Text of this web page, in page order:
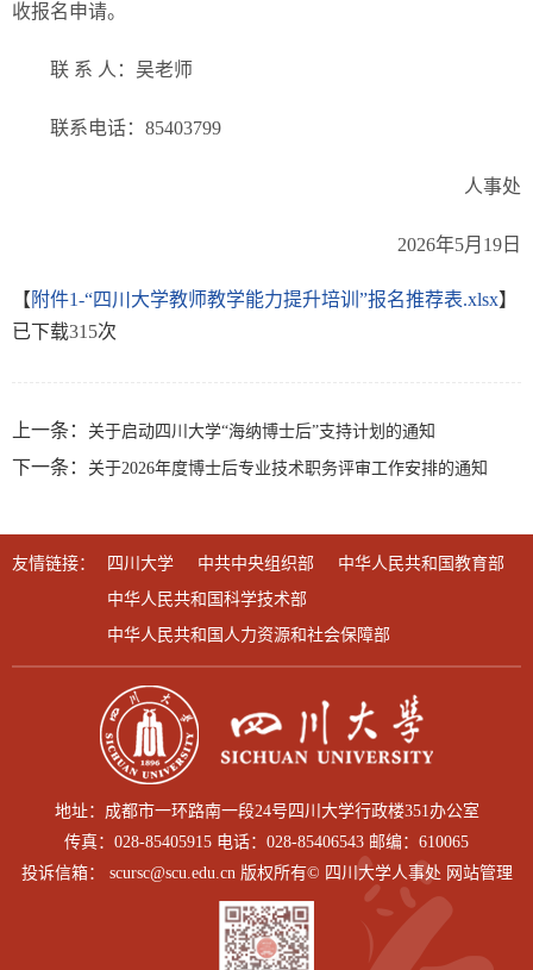
收报名申请。
联 系 人：吴老师
联系电话：85403799
人事处
2026年5月19日
【 附件1-“四川大学教师教学能力提升培训”报名推荐表.xlsx】
已下载315次
上一条： 关于启动四川大学“海纳博士后”支持计划的通知
下一条： 关于2026年度博士后专业技术职务评审工作安排的通知
友情链接： 四川大学 中共中央组织部
中华人民共和国教育部
中华人民共和国科学技术部
中华人民共和国人力资源和社会保障部
地址：成都市一环路南一段24号四川大学行政楼351办公室
传真：028-85405915 电话：028-85406543 邮编：610065
投诉信箱： scursc@scu.edu.cn 版权所有© 四川大学人事处 网站管理